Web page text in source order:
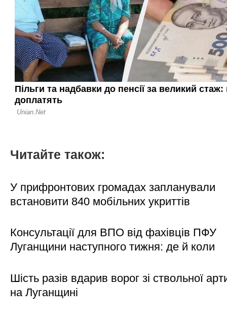
Читайте також:
У прифронтових громадах запланували
встановити 840 мобільних укриттів
Консультації для ВПО від фахівців ПФУ
Луганщини наступного тижня: де й коли
Шість разів вдарив ворог зі ствольної
на Луганщині